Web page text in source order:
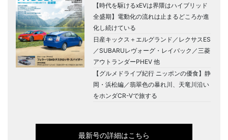
【時代を駆けるxEVは界隈はハイブリッド
全盛期】電動化の流れは止まるどころか進
化し続けている
日産キックス＋エルグランド／レクサスES
／SUBARUレヴォーグ・レイバック／三菱
アウトランダーPHEV 他
【グルメドライブ紀行 ニッポンの優食】静
岡・浜松編／翡翠色の暴れ川、天竜川沿い
をホンダCR-Vで旅する
最新号の詳細はこちら